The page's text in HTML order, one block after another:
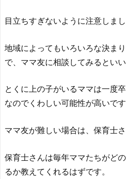
目立ちすぎないように注意しまし
地域によってもいろいろな決ま
で、ママ友に相談してみるといい
とくに上の子がいるママは一度
なのでくわしい可能性が高いです
ママ友が難しい場合は、保育士
保育士さんは毎年ママたちがど
るか教えてくれるはずです。